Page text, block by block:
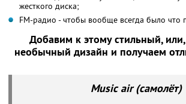
жесткого диска;
FM-радио - чтобы вообще всегда было что
Добавим к этому стильный,
необычный дизайн и получаем
Music air (самолёт)